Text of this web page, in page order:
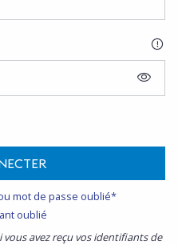
mot de passe oublié*
oublié
avez reçu vos identifiants de